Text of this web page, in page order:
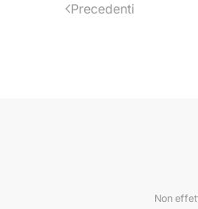
Precedenti
Non